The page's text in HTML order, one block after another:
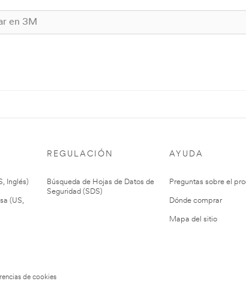
Inglés)
(US,
REGULACIÓN
Búsqueda de Hojas de Datos de
Seguridad (SDS)
AYUDA
Preguntas sobre el
Dónde comprar
Mapa del sitio
de cookies